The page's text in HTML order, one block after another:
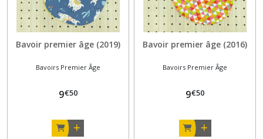
Bavoir premier âge (2019)
Bavoirs Premier Âge
9€50
Bavoir premier âge (2016)
Bavoirs Premier Âge
9€50